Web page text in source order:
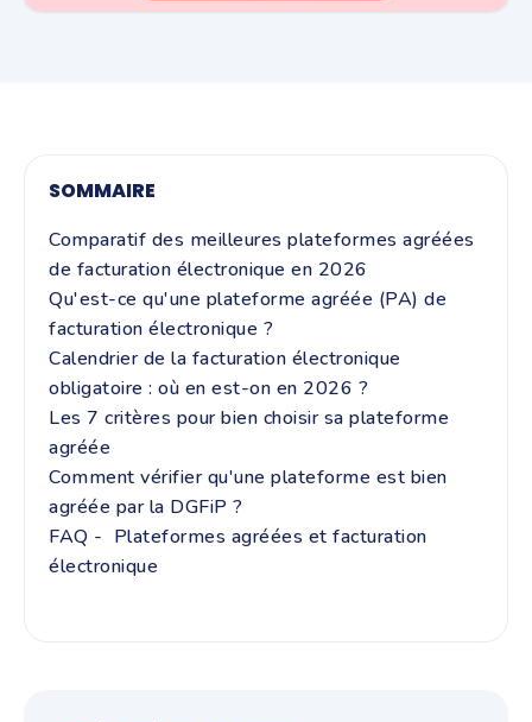
SOMMAIRE
Comparatif des meilleures plateformes agréées
de facturation électronique en 2026
Qu'est-ce qu'une plateforme agréée (PA) de
facturation électronique ?
Calendrier de la facturation électronique
obligatoire : où en est-on en 2026 ?
Les 7 critères pour bien choisir sa plateforme
agréée
Comment vérifier qu'une plateforme est bien
agréée par la DGFiP ?
FAQ - Plateformes agréées et facturation
électronique